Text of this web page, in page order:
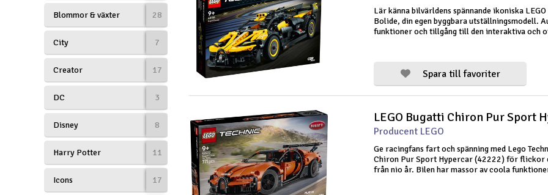
Helikopter
Modellbygg- och byggsatser
Motor & tillbehör
Outlet
Blommor & växter 28
City 7
Creator 17
DC 3
Disney 8
Harry Potter 11
Icons 17
Lär känna bilvärldens spännande ikoniska
Bolide, din egen byggbara utställningsmodell.
funktioner och tillgång till den interaktiva och
Spara till favoriter
LEGO Bugatti Chiron Pur Sport
Producent LEGO
Ge racingfans fart och spänning med Lego
Chiron Pur Sport Hypercar (42222) för flickor
från nio år. Bilen har massor av coola